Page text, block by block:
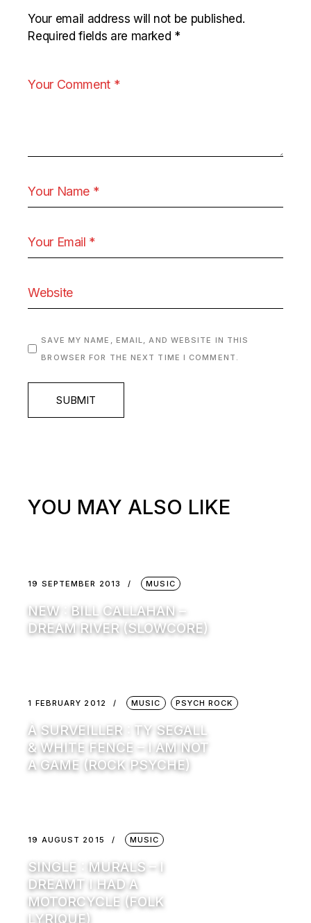
Your email address will not be published.
Required fields are marked *
SAVE MY NAME, EMAIL, AND WEBSITE IN THIS
BROWSER FOR THE NEXT TIME I COMMENT.
SUBMIT
YOU MAY ALSO LIKE
19 SEPTEMBER 2013 MUSIC
NEW : BILL CALLAHAN –
DREAM RIVER (SLOWCORE)
1 FEBRUARY 2012 MUSIC PSYCH ROCK
À SURVEILLER : TY SEGALL
& WHITE FENCE – I AM NOT
A GAME (ROCK PSYCHE)
19 AUGUST 2015 MUSIC
SINGLE : MURALS – I
DREAMT I HAD A
MOTORCYCLE (FOLK
LYRIQUE)